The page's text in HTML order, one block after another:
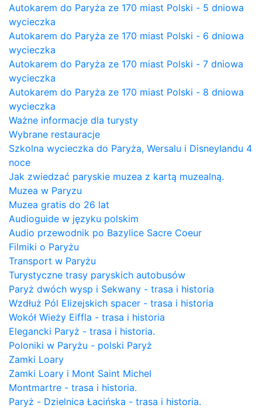
Autokarem do Paryża ze 170 miast Polski - 5 dniowa
wycieczka
Autokarem do Paryża ze 170 miast Polski - 6 dniowa
wycieczka
Autokarem do Paryża ze 170 miast Polski - 7 dniowa
wycieczka
Autokarem do Paryża ze 170 miast Polski - 8 dniowa
wycieczka
Ważne informacje dla turysty
Wybrane restauracje
Szkolna wycieczka do Paryża, Wersalu i Disneylandu 4
noce
Jak zwiedzać paryskie muzea z kartą muzealną.
Muzea w Paryzu
Muzea gratis do 26 lat
Audioguide w języku polskim
Audio przewodnik po Bazylice Sacre Coeur
Filmiki o Paryżu
Transport w Paryżu
Turystyczne trasy paryskich autobusów
Paryż dwóch wysp i Sekwany - trasa i historia
Wzdłuż Pól Elizejskich spacer - trasa i historia
Wokół Wieży Eiffla - trasa i historia
Elegancki Paryż - trasa i historia.
Poloniki w Paryżu - polski Paryż
Zamki Loary
Zamki Loary i Mont Saint Michel
Montmartre - trasa i historia.
Paryż - Dzielnica Łacińska - trasa i historia.